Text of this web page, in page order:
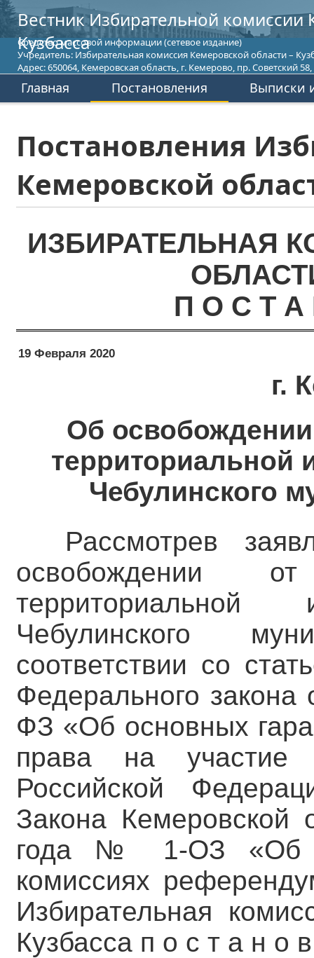
Вестник Избирательной комиссии
Кузбасса
Средство массовой информации (сетевое издание)
Учредитель: Избирательная комиссия Кемеровской области –
Адрес: 650064, Кемеровская область, г. Кемерово, пр. Советский 58,
Главная Постановления Выписки
Постановления
Кемеровской
ИЗБИРАТЕЛЬНАЯ
П О С Т А
19 Февраля 2020
г.
Об освобождении
территориальной
Чебулинского
Рассмотрев
освобождении
территориальной
Чебулинского
соответствии со
Федерального
ФЗ «Об основных
права на участие
Российской
Закона
года № 1-ОЗ «Об
комиссиях
Избирательная
Кузбасса п о с т а н о